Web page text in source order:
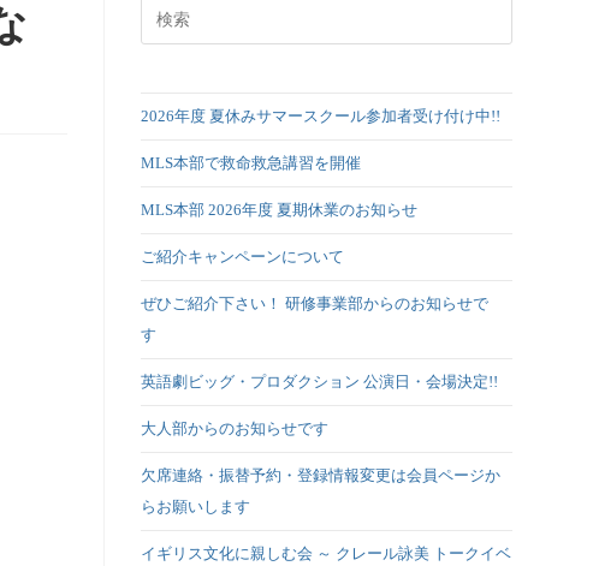
2026年度 夏休みサマースクール参加者受け付け中!!
MLS本部で救命救急講習を開催
MLS本部 2026年度 夏期休業のお知らせ
ご紹介キャンペーンについて
ぜひご紹介下さい！ 研修事業部からのお知らせで
す
英語劇ビッグ・プロダクション 公演日・会場決定!!
大人部からのお知らせです
欠席連絡・振替予約・登録情報変更は会員ページか
らお願いします
イギリス文化に親しむ会 ～ クレール詠美 トークイベ